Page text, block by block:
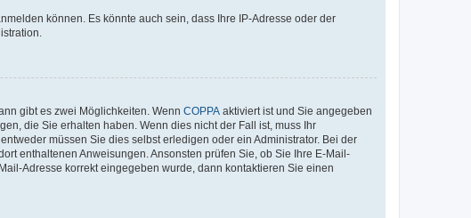
können. Es könnte auch sein, dass Ihre IP-Adresse oder der
gibt es zwei Möglichkeiten. Wenn COPPA aktiviert ist und Sie angegeben
die Sie erhalten haben. Wenn dies nicht der Fall ist, muss Ihr
müssen Sie dies selbst erledigen oder ein Administrator. Bei der
enthaltenen Anweisungen. Ansonsten prüfen Sie, ob Sie Ihre E-Mail-
Adresse korrekt eingegeben wurde, dann kontaktieren Sie einen